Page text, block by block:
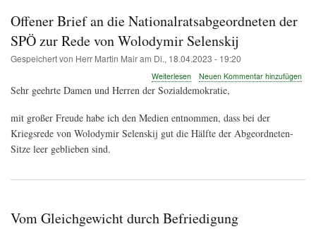
Offener Brief an die Nationalratsabgeordneten der
SPÖ zur Rede von Wolodymir Selenskij
Gespeichert von Herr Martin Mairam Di., 18.04.2023 - 19:20
Weiterlesenüber
Offener
die
Nationalratsabgeordneten
Rede
Selenskij
Neuen Kommentar hinzufügen
Sehr geehrte Damen und Herren der Sozialdemokratie,
mit großer Freude habe ich den Medien entnommen, dass bei der
Kriegsrede von Wolodymir Selenskij gut die Hälfte der Abgeordneten-
Sitze leer geblieben sind.
Vom Gleichgewicht durch Befriedigung